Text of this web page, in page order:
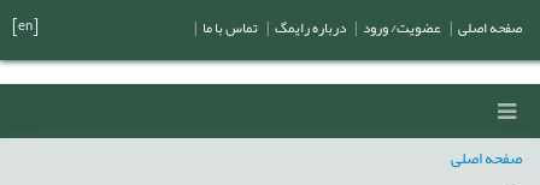
صفحه اصلی
صفحه اصلی عضویت/ ورود درباره رایمگ تماس با ما